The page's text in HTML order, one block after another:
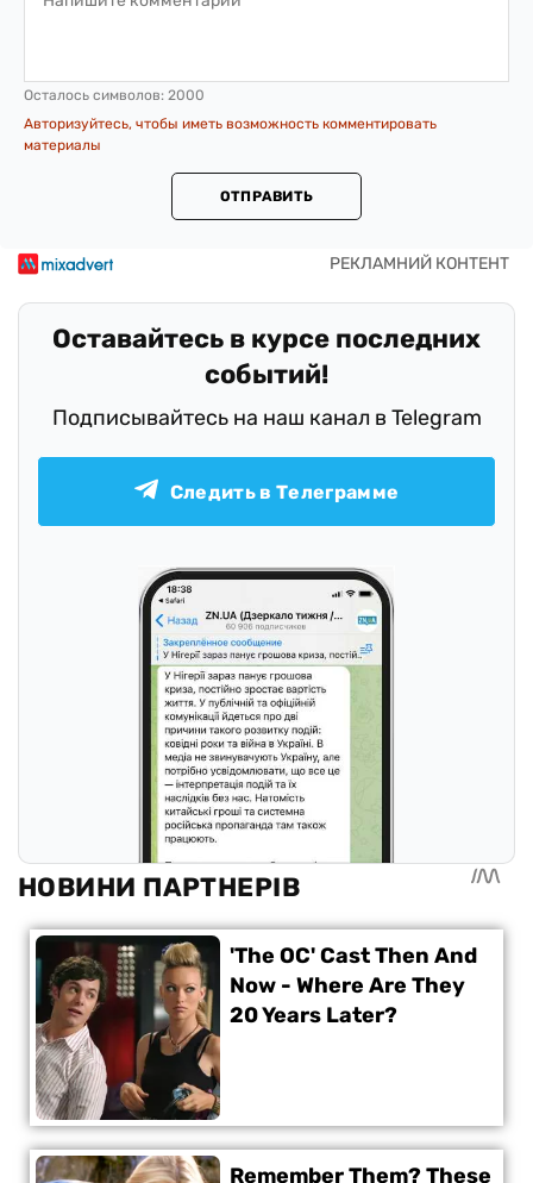
Осталось символов: 2000
Авторизуйтесь, чтобы иметь возможность комментировать
материалы
ОТПРАВИТЬ
Оставайтесь в курсе последних
событий!
Подписывайтесь на наш канал в Telegram
Следить в Телеграмме